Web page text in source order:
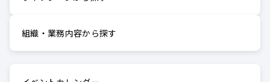
組織・業務内容から探す